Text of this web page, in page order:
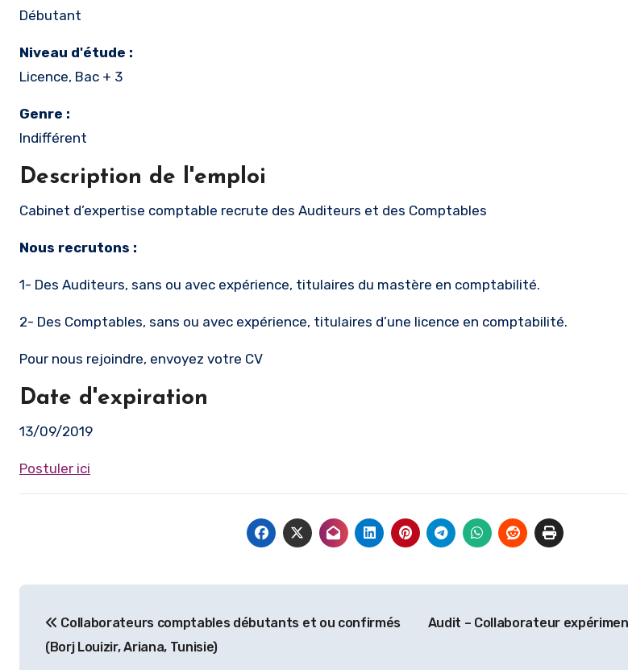
Débutant
Niveau d'étude :
Licence, Bac + 3
Genre :
Indifférent
Description de l'emploi
Cabinet d’expertise comptable recrute des Auditeurs et des Comptables
Nous recrutons :
1- Des Auditeurs, sans ou avec expérience, titulaires du mastère en comptabilité.
2- Des Comptables, sans ou avec expérience, titulaires d’une licence en comptabilité.
Pour nous rejoindre, envoyez votre CV
Date d'expiration
13/09/2019
Postuler ici
de
Collaborateurs comptables débutants et ou confirmés
(Borj Louizir, Ariana, Tunisie)
Audit – Collaborateur